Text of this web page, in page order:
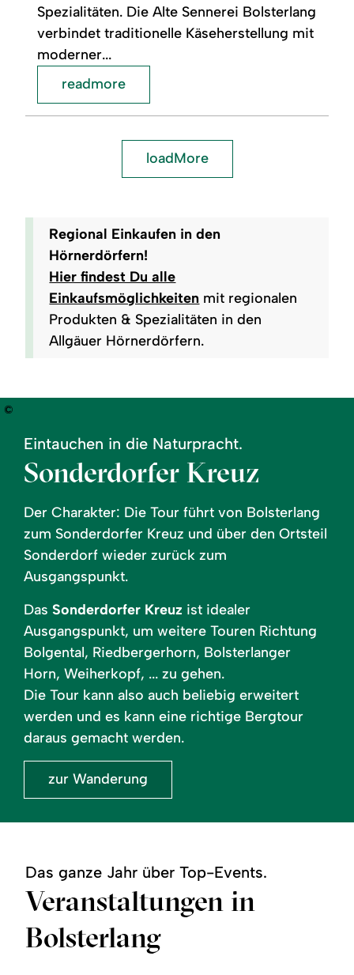
Spezialitäten. Die Alte Sennerei Bolsterlang
verbindet traditionelle Käseherstellung mit
moderner...
readmore
loadMore
Regional Einkaufen in den
Hörnerdörfern!
Hier findest Du alle
Einkaufsmöglichkeiten mit regionalen
Produkten & Spezialitäten in den
Allgäuer Hörnerdörfern.
©
Eintauchen in die Naturpracht.
Sonderdorfer Kreuz
Der Charakter: Die Tour führt von Bolsterlang
zum Sonderdorfer Kreuz und über den Ortsteil
Sonderdorf wieder zurück zum
Ausgangspunkt.
Das Sonderdorfer Kreuz ist idealer
Ausgangspunkt, um weitere Touren Richtung
Bolgental, Riedbergerhorn, Bolsterlanger
Horn, Weiherkopf, ... zu gehen.
Die Tour kann also auch beliebig erweitert
werden und es kann eine richtige Bergtour
daraus gemacht werden.
zur Wanderung
Das ganze Jahr über Top-Events.
Veranstaltungen in
Bolsterlang